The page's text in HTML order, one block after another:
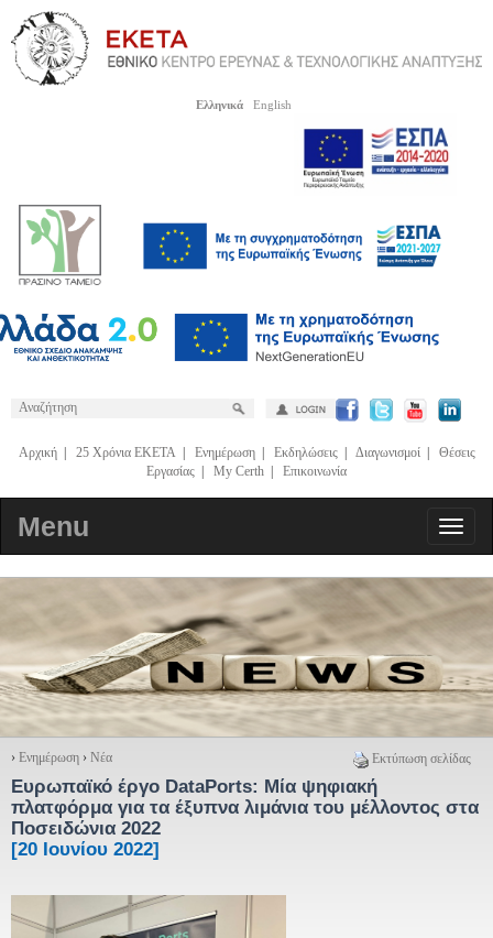
Ελληνικά English
Αρχική| 25 Χρόνια ΕΚΕΤΑ| Ενημέρωση| Εκδηλώσεις| Διαγωνισμοί| Θέσεις
Εργασίας
My Certh Επικοινωνία
Menu
Εκτύπωση σελίδας
› Ενημέρωση › Νέα
Ευρωπαϊκό έργο DataPorts: Μία ψηφιακή
πλατφόρμα για τα έξυπνα λιμάνια του μέλλοντος στα
Ποσειδώνια 2022
[20 Ιουνίου 2022]